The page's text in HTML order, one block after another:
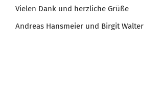
Vielen Dank und herzliche Grüße
Andreas Hansmeier und Birgit Walter